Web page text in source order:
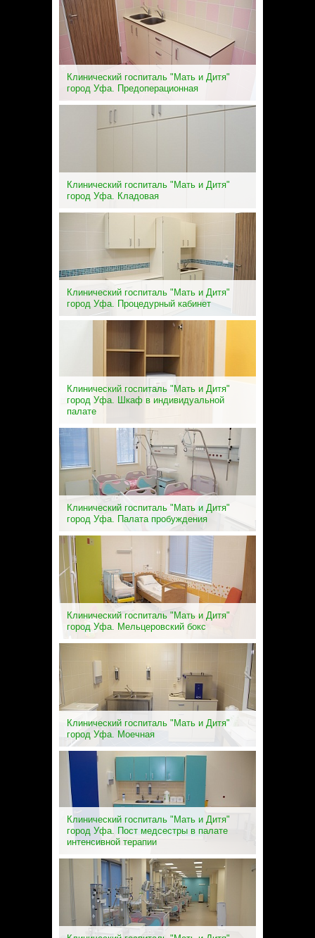
Клинический госпиталь "Мать и Дитя"
город Уфа. Предоперационная
Клинический госпиталь "Мать и Дитя"
город Уфа. Кладовая
Клинический госпиталь "Мать и Дитя"
город Уфа. Процедурный кабинет
Клинический госпиталь "Мать и Дитя"
город Уфа. Шкаф в индивидуальной
палате
Клинический госпиталь "Мать и Дитя"
город Уфа. Палата пробуждения
Клинический госпиталь "Мать и Дитя"
город Уфа. Мельцеровский бокс
Клинический госпиталь "Мать и Дитя"
город Уфа. Моечная
Клинический госпиталь "Мать и Дитя"
город Уфа. Пост медсестры в палате
интенсивной терапии